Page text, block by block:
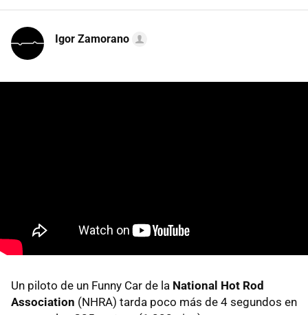
Igor Zamorano
Un piloto de un Funny Car de la National Hot Rod
Association (NHRA) tarda poco más de 4 segundos en